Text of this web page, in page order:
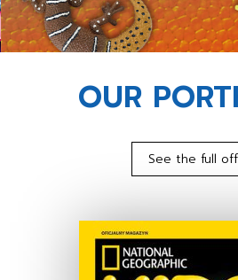
OUR
See the full